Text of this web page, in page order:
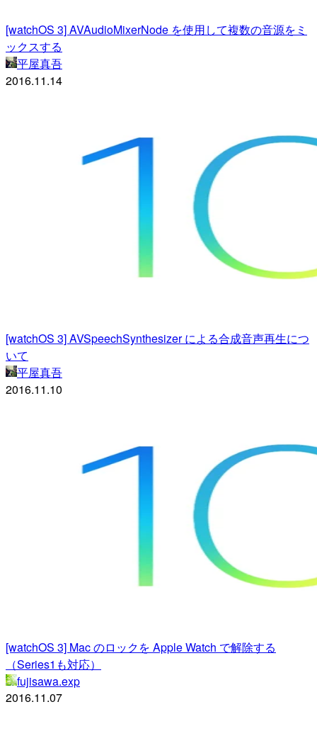
[watchOS 3] AVAudioMixerNode を使用して複数の音源をミ
ックスする
平屋真吾
2016.11.14
[watchOS 3] AVSpeechSynthesizer による合成音声再生につ
いて
平屋真吾
2016.11.10
[watchOS 3] Mac のロックを Apple Watch で解除する
（Series1も対応）
fujisawa.exp
2016.11.07